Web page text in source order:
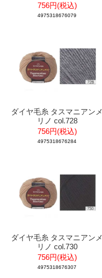
756円(税込)
4975318676079
ダイヤ毛糸 タスマニアンメ
リノ col.728
756円(税込)
4975318676284
ダイヤ毛糸 タスマニアンメ
リノ col.730
756円(税込)
4975318676307